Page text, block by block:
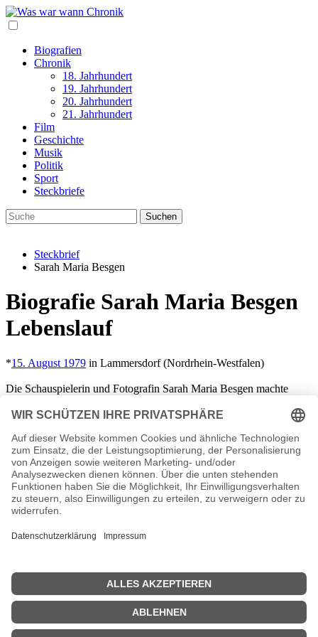
Biografien
Chronik
18. Jahrhundert
19. Jahrhundert
20. Jahrhundert
21. Jahrhundert
Film
Geschichte
Musik
Politik
Sport
Steckbriefe
Steckbrief
Sarah Maria Besgen
Biografie Sarah Maria Besgen
Lebenslauf
*15. August 1979 in Lammersdorf (Nordrhein-Westfalen)
Die Schauspielerin und Fotografin Sarah Maria Besgen machte
breiten Publikum wurde sie durch ihre Rolle der Miriam Brehm in
von2006bis2008und dann noch einmal von2009 bis2010. Sarah
Besgen, die sich mit dem therapeutischen Aspekt der Schauspielerei
befasste, nahm an einer Weiterbildung zur Theatertherapeutin an der
FH Dortmund teil. Außerdem hat sie 2012 Schauspielklassen bei
Larry Moss in Berlin und bei Susan Batson in New York City
belegt. Sie präsentierte erfolgreich Foto-Ausstellungen und hat
inzwischen ihr eigenes Coaching Studio „Schauspielbude“ in
Sarah Maria Besgen Wiki, Herkunft, Geburtstag, verheiratet, Kinder
n.n.v. - Die offizielle Sarah Maria Besgen Homepage / X /